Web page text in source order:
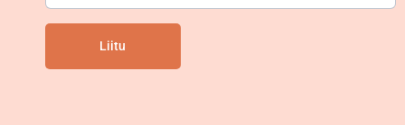
Liitu